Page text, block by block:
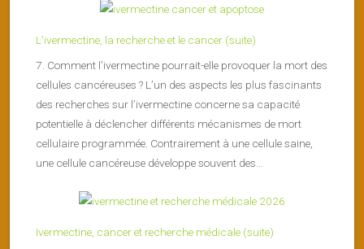
L’ivermectine, la recherche et le cancer (suite)
7. Comment l’ivermectine pourrait-elle provoquer la mort des
cellules cancéreuses ? L’un des aspects les plus fascinants
des recherches sur l’ivermectine concerne sa capacité
potentielle à déclencher différents mécanismes de mort
cellulaire programmée. Contrairement à une cellule saine,
une cellule cancéreuse développe souvent des...
Ivermectine, cancer et recherche médicale (suite)